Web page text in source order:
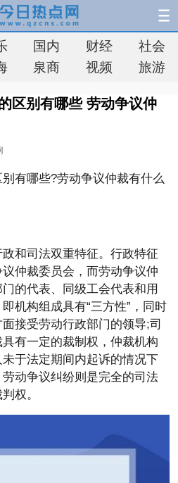
国内 财经
社会
泉商 视频 旅游
区别有哪些 劳动争议仲
有哪些?劳动争议仲裁有什么
和司法双重特征。行政特征
仲裁委员会，而劳动争议仲
的代表、同级工会代表和用
机构组成具有“三方性”，同时
接受劳动行政部门的领导;司
有一定的裁制权，仲裁机构
于法定期间内起诉的情况下
动争议纠纷则是完全的司法
权。